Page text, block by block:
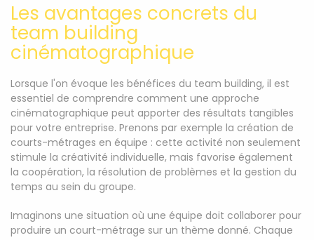
Les avantages concrets du
team building
cinématographique
Lorsque l'on évoque les bénéfices du team building, il est
essentiel de comprendre comment une approche
cinématographique peut apporter des résultats tangibles
pour votre entreprise. Prenons par exemple la création de
courts-métrages en équipe : cette activité non seulement
stimule la créativité individuelle, mais favorise également
la coopération, la résolution de problèmes et la gestion du
temps au sein du groupe.
Imaginons une situation où une équipe doit collaborer pour
produire un court-métrage sur un thème donné. Chaque